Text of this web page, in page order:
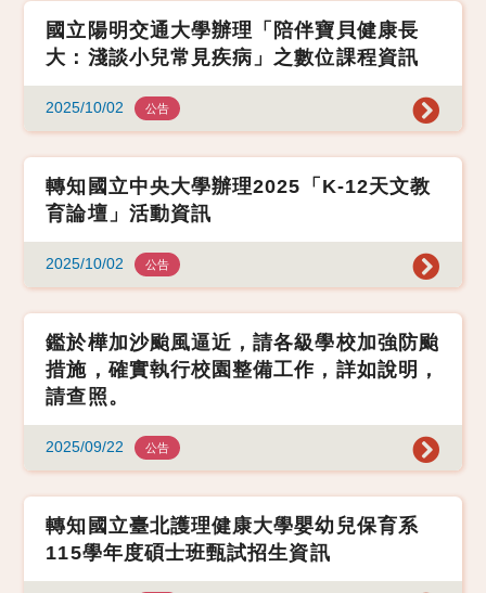
國立陽明交通大學辦理「陪伴寶貝健康長
大：淺談小兒常見疾病」之數位課程資訊
2025/10/02 公告
轉知國立中央大學辦理2025「K-12天文教
育論壇」活動資訊
2025/10/02 公告
鑑於樺加沙颱風逼近，請各級學校加強防颱
措施，確實執行校園整備工作，詳如說明，
請查照。
2025/09/22 公告
轉知國立臺北護理健康大學嬰幼兒保育系
115學年度碩士班甄試招生資訊